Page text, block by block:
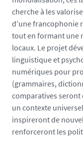
l
o
s
e
-
u
p
-
s
t
u
d
cherche à les
d’une francophonie
tout en formant une
locaux. Le projet
linguistique et
numériques pour
(grammaires,
comparatives seront
un contexte
inspireront de
renforceront les